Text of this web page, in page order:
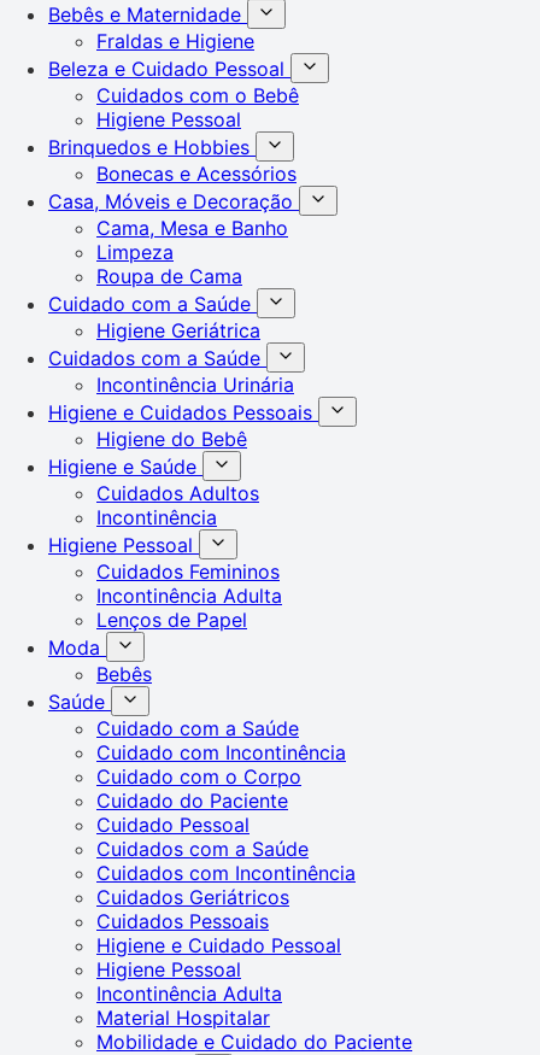
Bebês e Maternidade
Fraldas e Higiene
Beleza e Cuidado Pessoal
Cuidados com o Bebê
Higiene Pessoal
Brinquedos e Hobbies
Bonecas e Acessórios
Casa, Móveis e Decoração
Cama, Mesa e Banho
Limpeza
Roupa de Cama
Cuidado com a Saúde
Higiene Geriátrica
Cuidados com a Saúde
Incontinência Urinária
Higiene e Cuidados Pessoais
Higiene do Bebê
Higiene e Saúde
Cuidados Adultos
Incontinência
Higiene Pessoal
Cuidados Femininos
Incontinência Adulta
Lenços de Papel
Moda
Bebês
Saúde
Cuidado com a Saúde
Cuidado com Incontinência
Cuidado com o Corpo
Cuidado do Paciente
Cuidado Pessoal
Cuidados com a Saúde
Cuidados com Incontinência
Cuidados Geriátricos
Cuidados Pessoais
Higiene e Cuidado Pessoal
Higiene Pessoal
Incontinência Adulta
Material Hospitalar
Mobilidade e Cuidado do Paciente